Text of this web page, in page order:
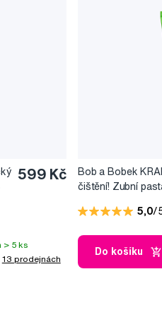
599 Kč
> 5 ks
13 prodejnách
Bob a Bobek
čištění! Zubní
5,0/
Do košíku